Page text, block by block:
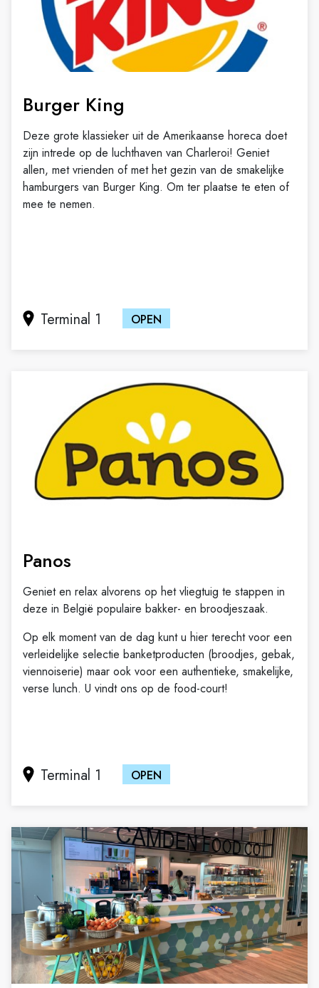
Burger King
Deze grote klassieker uit de Amerikaanse horeca doet
zijn intrede op de luchthaven van Charleroi! Geniet
allen, met vrienden of met het gezin van de smakelijke
hamburgers van Burger King. Om ter plaatse te eten of
mee te nemen.
Terminal 1 OPEN
Panos
Geniet en relax alvorens op het vliegtuig te stappen in
deze in België populaire bakker- en broodjeszaak.
Op elk moment van de dag kunt u hier terecht voor een
verleidelijke selectie banketproducten (broodjes, gebak,
viennoiserie) maar ook voor een authentieke, smakelijke,
verse lunch. U vindt ons op de food-court!
Terminal 1 OPEN